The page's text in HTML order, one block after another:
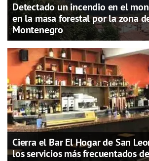
Detectado un incendio en el
en la masa forestal por la zona
Montenegro
Cierra el Bar El Hogar de San
los servicios más frecuentados